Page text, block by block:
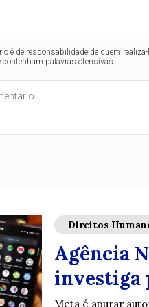
é de responsabilidade de quem
palavras ofensivas.
Direitos
Agência
investiga
Meta é apurar